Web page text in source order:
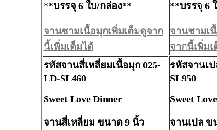
**บรรจุ 6 ใบ/กล่อง**
จานชามเนื้อมุกเพิ่มเต็มดูจาก
นี้เพิ่มเต็มได้
**บรรจุ 6
จานชามเ
จากนี้เพิ่มเ
รหัสจานสี่เหลี่ยมเนื้อมุก 025-
LD-SL460
Sweet Love Dinner
จานสี่เหลี่ยม ขนาด 9 นิ้ว
รหัสจานเ
SL950
Sweet
จานเปล ข